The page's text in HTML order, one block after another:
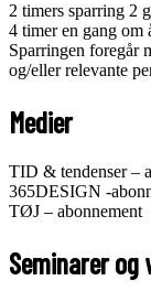
2 timers sparring 2
4 timer en gang om
Sparringen foregår
og/eller relevante
Medier
TID & tendenser –
365DESIGN -
TØJ – abonnement
Seminarer og